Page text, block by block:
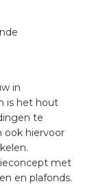
in
is het hout
te
ook hiervoor
met
en plafonds.